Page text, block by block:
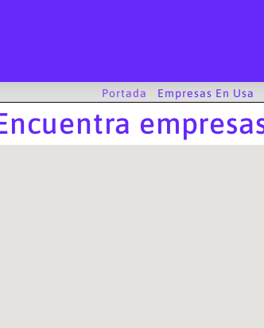
Portada - Empresas En Usa